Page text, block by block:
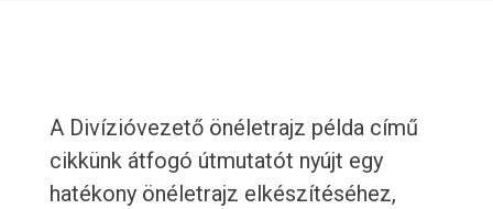
A Divízióvezető önéletrajz példa című
cikkünk átfogó útmutatót nyújt egy
hatékony önéletrajz elkészítéséhez,